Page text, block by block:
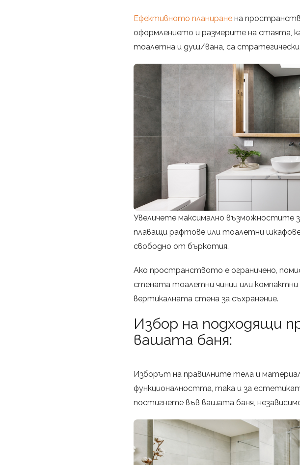
Ефективното планиране на
оформлението и размерите на стаята,
тоалетна и душ/вана, са
Увеличете максимално възможностите
плаващи рафтове или тоалетни
свободно от бъркотия.
Ако пространството е ограничено,
стената тоалетни чинии или
вертикалната стена за съхранение.
Избор на подходящи
вашата баня:
Изборът на правилните тела и
функционалността, така и за
постигнете във вашата баня,